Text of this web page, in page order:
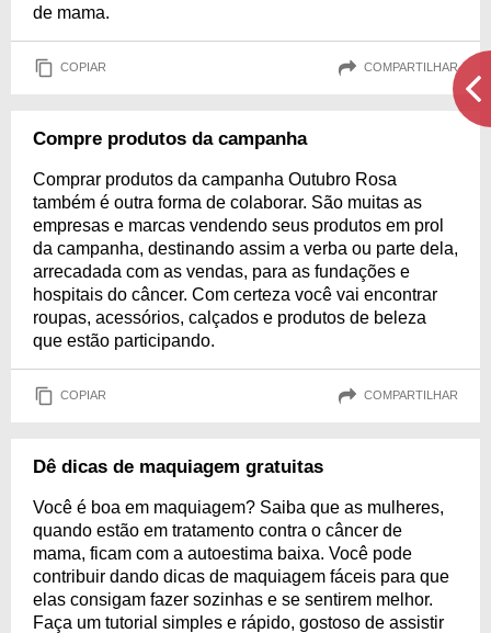
de mama.
COPIAR COMPARTILHAR
Compre produtos da campanha
Comprar produtos da campanha Outubro Rosa
também é outra forma de colaborar. São muitas as
empresas e marcas vendendo seus produtos em prol
da campanha, destinando assim a verba ou parte dela,
arrecadada com as vendas, para as fundações e
hospitais do câncer. Com certeza você vai encontrar
roupas, acessórios, calçados e produtos de beleza
que estão participando.
COPIAR COMPARTILHAR
Dê dicas de maquiagem gratuitas
Você é boa em maquiagem? Saiba que as mulheres,
quando estão em tratamento contra o câncer de
mama, ficam com a autoestima baixa. Você pode
contribuir dando dicas de maquiagem fáceis para que
elas consigam fazer sozinhas e se sentirem melhor.
Faça um tutorial simples e rápido, gostoso de assistir